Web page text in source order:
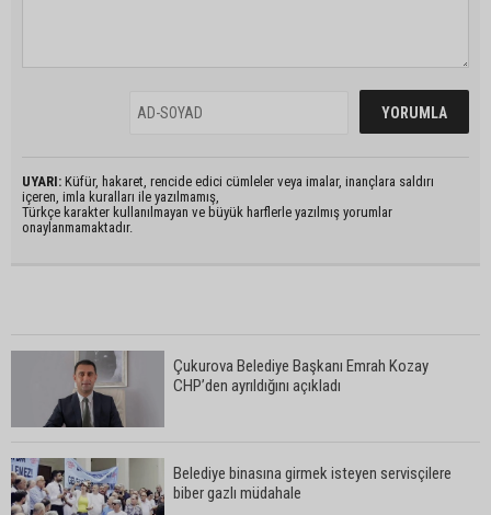
UYARI: Küfür, hakaret, rencide edici cümleler veya imalar, inançlara saldırı
içeren, imla kuralları ile yazılmamış,
Türkçe karakter kullanılmayan ve büyük harflerle yazılmış yorumlar
onaylanmamaktadır.
Çukurova Belediye Başkanı Emrah Kozay
CHP’den ayrıldığını açıkladı
Belediye binasına girmek isteyen servisçilere
biber gazlı müdahale